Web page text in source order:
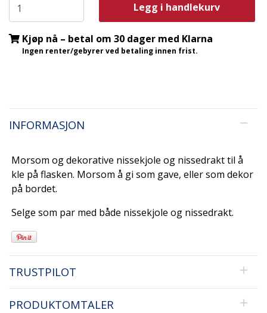
Legg i handlekurv
Kjøp nå – betal om 30 dager med Klarna
Ingen renter/gebyrer ved betaling innen frist.
INFORMASJON
Morsom og dekorative nissekjole og nissedrakt til å
kle på flasken. Morsom å gi som gave, eller som dekor
på bordet.
Selge som par med både nissekjole og nissedrakt.
TRUSTPILOT
PRODUKTOMTALER